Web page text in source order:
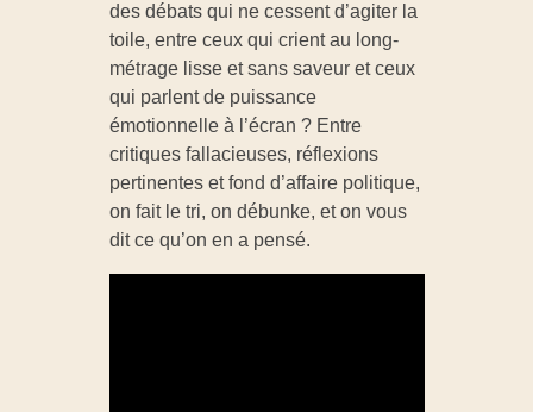
a
g
e
r
des débats qui ne cessent d’agiter la
toile, entre ceux qui crient au long-
métrage lisse et sans saveur et ceux
qui parlent de puissance
émotionnelle à l’écran ? Entre
critiques fallacieuses, réflexions
pertinentes et fond d’affaire politique,
on fait le tri, on débunke, et on vous
dit ce qu’on en a pensé.